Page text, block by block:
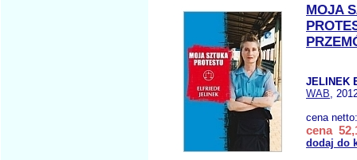
MOJA
JELINEK
WAB,
cena
cena
dodaj do